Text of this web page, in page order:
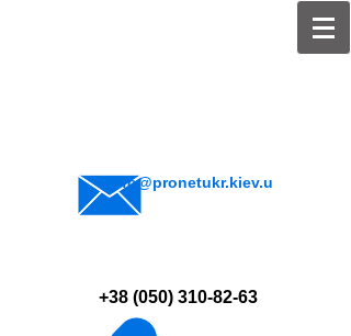
info@pronetukr.kiev.u
a
+38 (050) 310-82-63